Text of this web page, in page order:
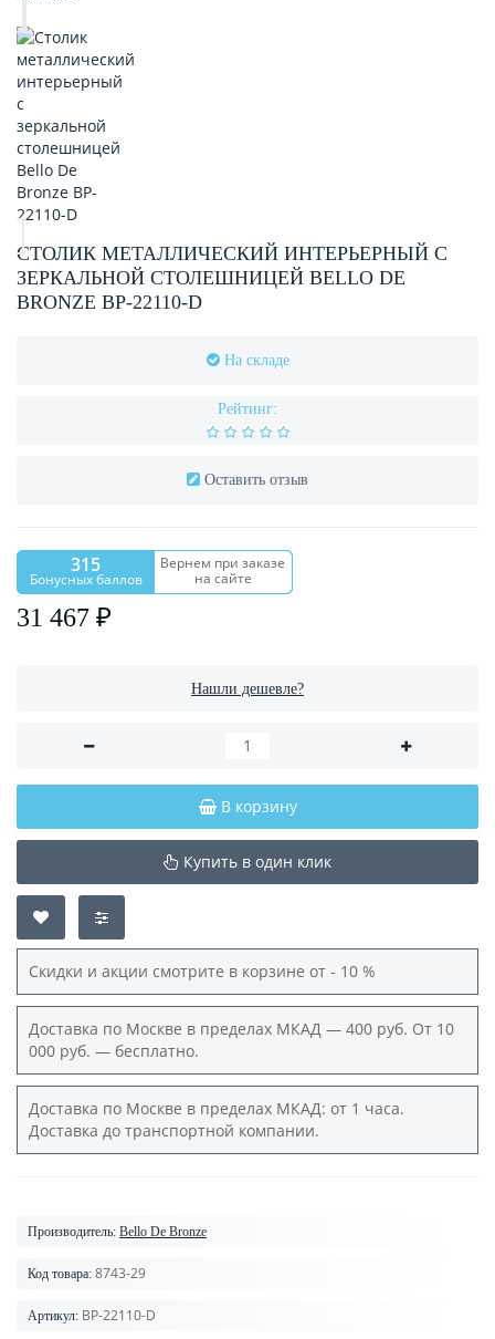
СТОЛИК МЕТАЛЛИЧЕСКИЙ ИНТЕРЬЕРНЫЙ С
ЗЕРКАЛЬНОЙ СТОЛЕШНИЦЕЙ BELLO DE
BRONZE BP-22110-D
На складе
Рейтинг:
Оставить отзыв
315
Бонусных баллов
Вернем при заказе
на сайте
31 467 ₽
Нашли дешевле?
В корзину
Купить в один клик
Скидки и акции смотрите в корзине от - 10 %
Доставка по Москве в пределах МКАД — 400 руб. От 10
000 руб. — бесплатно.
Доставка по Москве в пределах МКАД: от 1 часа.
Доставка до транспортной компании.
Производитель: Bello De Bronze
Код товара: 8743-29
Артикул: BP-22110-D